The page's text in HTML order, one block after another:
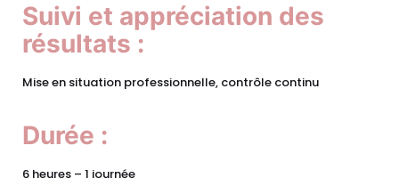
Suivi et appréciation des
résultats :
Mise en situation professionnelle, contrôle continu
Durée :
6 heures – 1 journée